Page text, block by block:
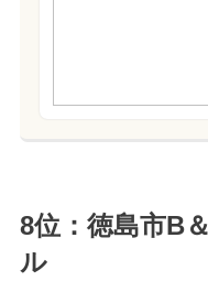
8位：徳島市B
ル